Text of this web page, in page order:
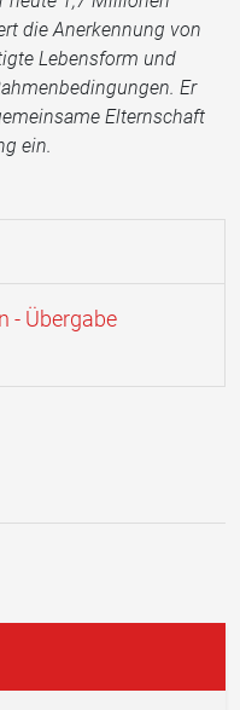
die Anerkennung von
Lebensform und
Er
Elternschaft
ein.
- Übergabe